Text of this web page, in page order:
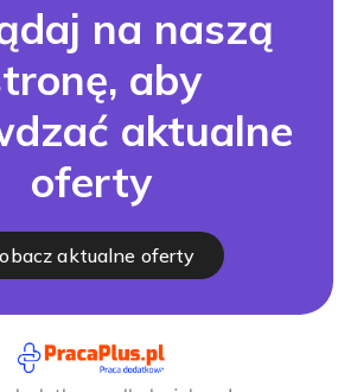
na naszą
aby
aktualne
oferty
aktualne oferty